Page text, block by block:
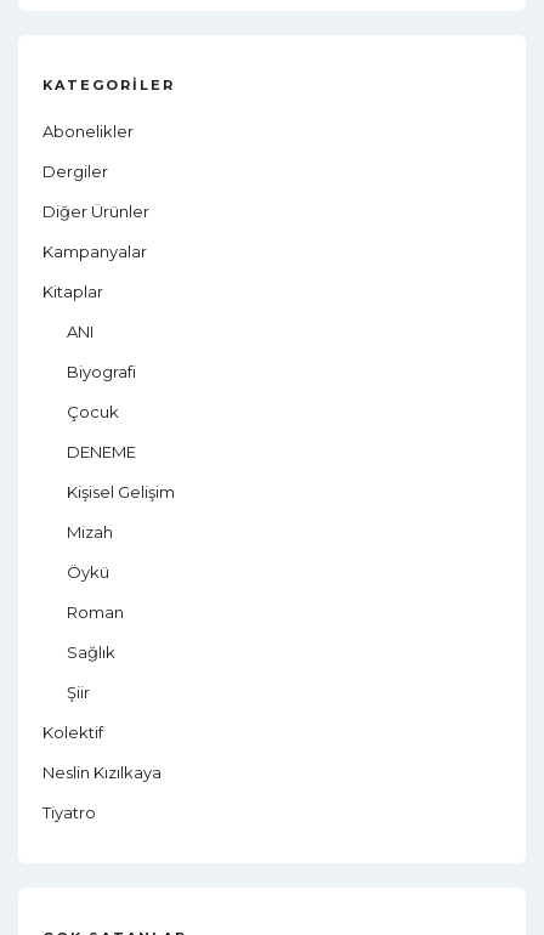
KATEGORILER
Abonelikler
Dergiler
Diğer Ürünler
Kampanyalar
Kitaplar
ANI
Biyografi
Çocuk
DENEME
Kişisel Gelişim
Mizah
Öykü
Roman
Sağlık
Şiir
Kolektif
Neslin Kızılkaya
Tiyatro